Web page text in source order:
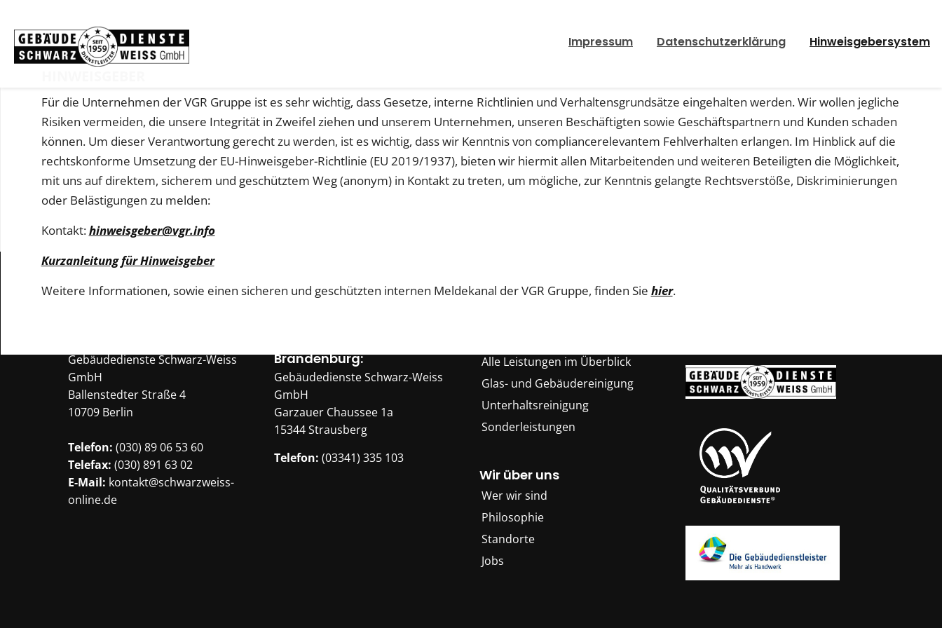
Impressum Datenschutzerklärung Hinweisgebersystem
Für die Unternehmen der VGR Gruppe ist es sehr wichtig, dass Gesetze, interne Richtlinien und Verhaltensgrundsätze eingehalten werden. Wir wollen jegliche
Risiken vermeiden, die unsere Integrität in Zweifel ziehen und unserem Unternehmen, unseren Beschäftigten sowie Geschäftspartnern und Kunden schaden
können. Um dieser Verantwortung gerecht zu werden, ist es wichtig, dass wir Kenntnis von compliancerelevantem Fehlverhalten erlangen. Im Hinblick auf die
rechtskonforme Umsetzung der EU-Hinweisgeber-Richtlinie (EU 2019/1937), bieten wir hiermit allen Mitarbeitenden und weiteren Beteiligten die Möglichkeit,
mit uns auf direktem, sicherem und geschütztem Weg (anonym) in Kontakt zu treten, um mögliche, zur Kenntnis gelangte Rechtsverstöße, Diskriminierungen
oder Belästigungen zu melden:
Kontakt:hinweisgeber@vgr.info
Kurzanleitung für Hinweisgeber
Weitere Informationen, sowie einen sicheren und geschützten internen Meldekanal der VGR Gruppe, finden Sie hier.
Gebäudedienste Schwarz-Weiss
GmbH
Ballenstedter Straße 4
10709 Berlin
Telefon: (030) 89 06 53 60
Telefax: (030) 891 63 02
E-Mail: kontakt@schwarzweiss-
online.de
Brandenburg:
Gebäudedienste Schwarz-Weiss
GmbH
Garzauer Chaussee 1a
15344 Strausberg
Telefon: (03341) 335 103
Alle Leistungen im Überblick
Glas- und Gebäudereinigung
Unterhaltsreinigung
Sonderleistungen
Wir über uns
Wer wir sind
Philosophie
Standorte
Jobs